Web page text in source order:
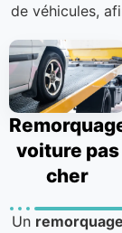
de véhicules,
voiture pas
cher
Un remorquage